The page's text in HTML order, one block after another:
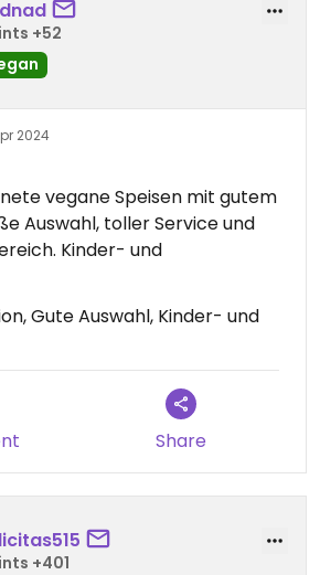
+52
2024
vegane Speisen mit gutem
Auswahl, toller Service und
Kinder- und
Gute Auswahl, Kinder- und
Share
+401